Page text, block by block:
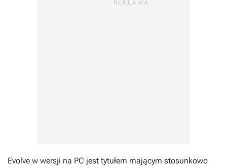
Evolve w wersji na PC jest tytułem mającym stosunkowo